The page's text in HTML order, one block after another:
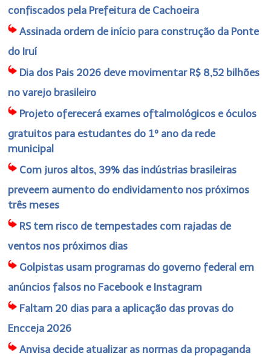
confiscados pela Prefeitura de Cachoeira
Assinada ordem de início para construção da Ponte
do Iruí
Dia dos Pais 2026 deve movimentar R$ 8,52 bilhões
no varejo brasileiro
Projeto oferecerá exames oftalmológicos e óculos
gratuitos para estudantes do 1º ano da rede
municipal
Com juros altos, 39% das indústrias brasileiras
preveem aumento do endividamento nos próximos
três meses
RS tem risco de tempestades com rajadas de
ventos nos próximos dias
Golpistas usam programas do governo federal em
anúncios falsos no Facebook e Instagram
Faltam 20 dias para a aplicação das provas do
Encceja 2026
Anvisa decide atualizar as normas da propaganda